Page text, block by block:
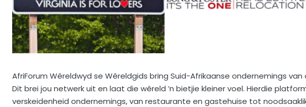
AfriForum Wêreldwyd se Wêreldgids bring Suid-Afrikaanse ondernemings
Dit brei jou netwerk uit en laat die wêreld ’n bietjie kleiner voel. Hierdie
verskeidenheid ondernemings, van restaurante en gastehuise tot